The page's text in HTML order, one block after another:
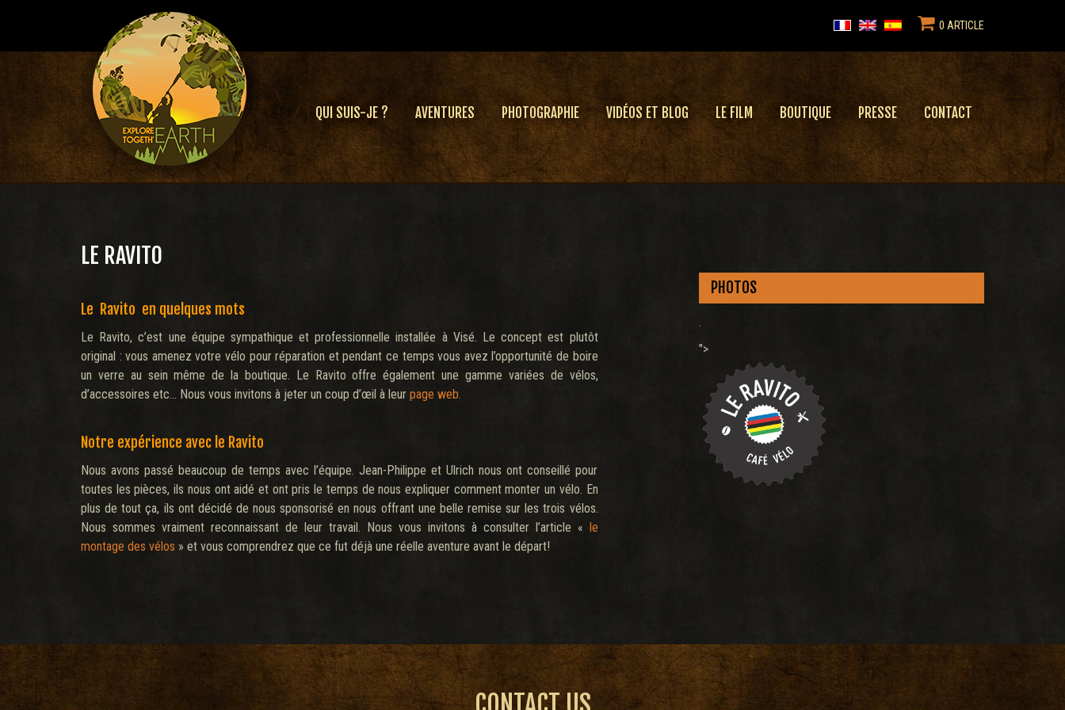
0 ARTICLE
QUI SUIS-JE ? AVENTURES PHOTOGRAPHIE VIDÉOS ET BLOG LE FILM BOUTIQUE PRESSE CONTACT
LE RAVITO
Le Ravito en quelques mots
Le Ravito, c’est une équipe sympathique et professionnelle installée à Visé. Le concept est plutôt
original : vous amenez votre vélo pour réparation et pendant ce temps vous avez l’opportunité de boire
un verre au sein même de la boutique. Le Ravito offre également une gamme variées de vélos,
d’accessoires etc… Nous vous invitons à jeter un coup d’œil à leur page web.
Notre expérience avec le Ravito
Nous avons passé beaucoup de temps avec l’équipe. Jean-Philippe et Ulrich nous ont conseillé pour
toutes les pièces, ils nous ont aidé et ont pris le temps de nous expliquer comment monter un vélo. En
plus de tout ça, ils ont décidé de nous sponsorisé en nous offrant une belle remise sur les trois vélos.
Nous sommes vraiment reconnaissant de leur travail. Nous vous invitons à consulter l’article « le
montage des vélos » et vous comprendrez que ce fut déjà une réelle aventure avant le départ!
PHOTOS
.
">